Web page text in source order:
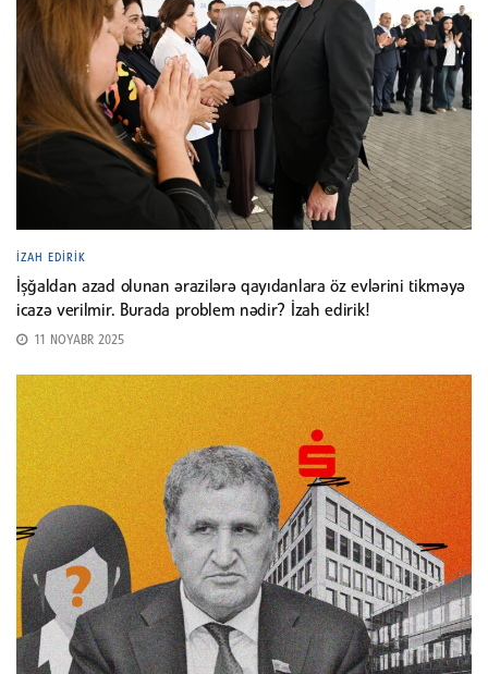
İZAH EDIRIK
İşğaldan azad olunan ərazilərə qayıdanlara öz evlərini tikməyə
icazə verilmir. Burada problem nədir? İzah edirik!
11 NOYABR 2025